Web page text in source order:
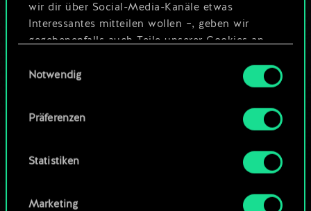
wir dir über Social-Media-Kanäle etwas
Interessantes mitteilen wollen –, geben wir
gegebenenfalls auch Teile unserer Cookies an
Cookies erfordert allerdings deine Zustimmung.
Alle Details zu unserer Nutzung von Cookies
findest du unten im Menü „Einstellungen“, wo
um das Thema Cookies ändern kannst.
Notwendig
Präferenzen
Statistiken
Marketing
ODER
Community-Decks durchsuchen